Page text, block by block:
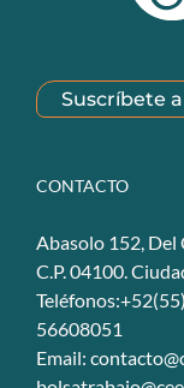
Suscríbete
CONTACTO
Abasolo 152, Del
C.P. 04100.
56608051
Email: